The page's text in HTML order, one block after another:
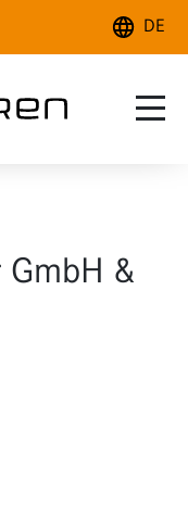
DE
&